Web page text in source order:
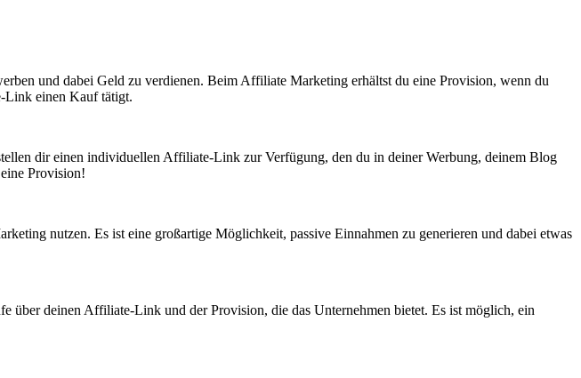
und dabei Geld zu verdienen. Beim Affiliate Marketing erhältst du eine Provision, wenn du
Link einen Kauf tätigt.
dir einen individuellen Affiliate-Link zur Verfügung, den du in deiner Werbung, deinem Blog
Provision!
nutzen. Es ist eine großartige Möglichkeit, passive Einnahmen zu generieren und dabei etwas
über deinen Affiliate-Link und der Provision, die das Unternehmen bietet. Es ist möglich, ein